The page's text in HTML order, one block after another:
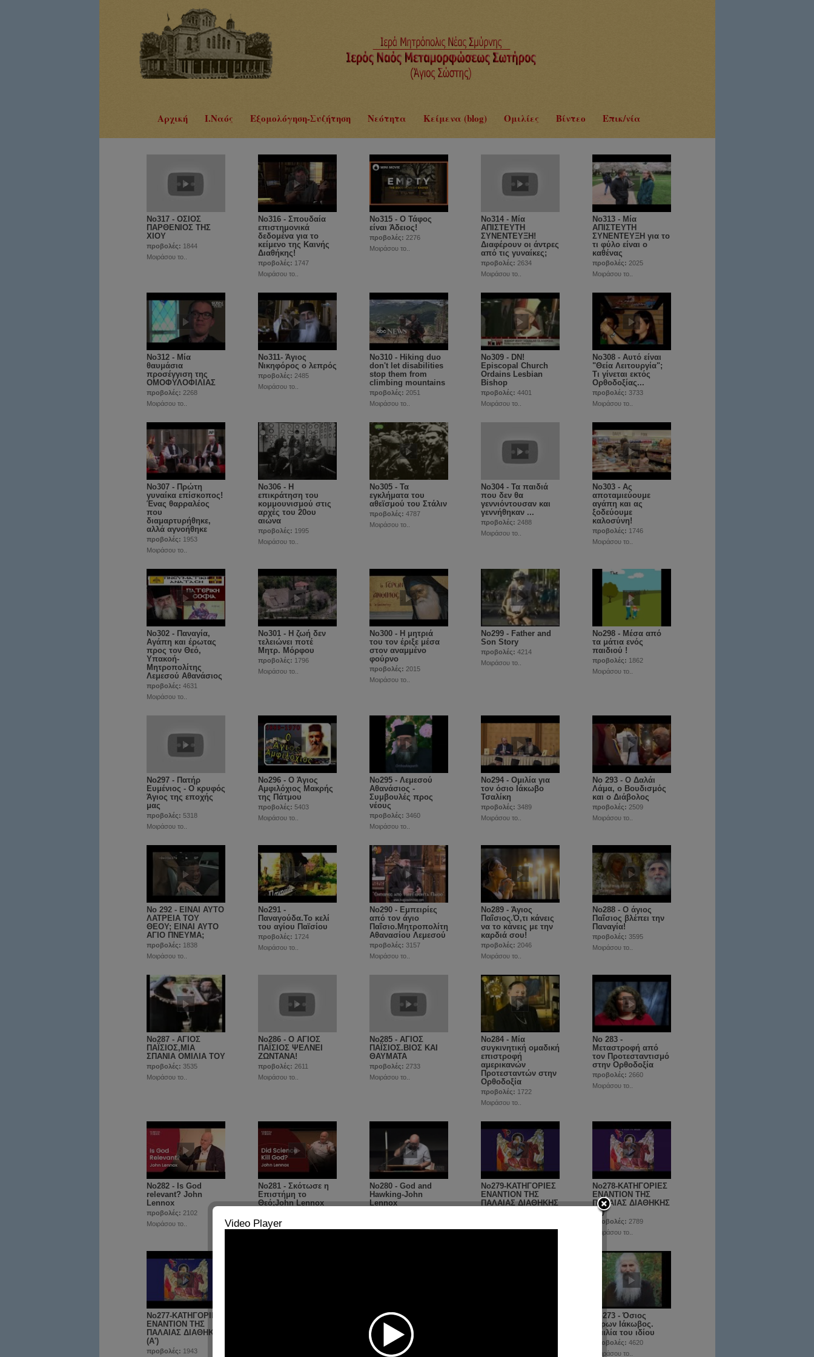
Αρχική Ι.Ναός Εξομολόγηση-Συζήτηση Νεότητα Κείμενα (blog) Ομιλίες Βίντεο Επικ/νία
No317 - ΟΣΙΟΣ
ΠΑΡΘΕΝΙΟΣ ΤΗΣ
ΧΙΟΥ
προβολές: 1844
Μοιράσου το..
Νο316 - Σπουδαία
επιστημονικά
δεδομένα για το
κείμενο της Καινής
Διαθήκης!
προβολές: 1747
Μοιράσου το..
No315 - Ο Τάφος
είναι Άδειος!
προβολές: 2276
Μοιράσου το..
No314 - Μία
ΑΠΙΣΤΕΥΤΗ
ΣΥΝΕΝΤΕΥΞΗ!
Διαφέρουν οι άντρες
από τις γυναίκες;
προβολές: 2634
Μοιράσου το..
No313 - Μία
ΑΠΙΣΤΕΥΤΗ
ΣΥΝΕΝΤΕΥΞΗ για το
τι φύλο είναι ο
καθένας
προβολές: 2025
Μοιράσου το..
No312 - Μία
θαυμάσια
προσέγγιση της
ΟΜΟΦΥΛΟΦΙΛΙΑΣ
προβολές: 2268
Μοιράσου το..
Νο311- Άγιος
Νικηφόρος ο λεπρός
προβολές: 2485
Μοιράσου το..
No310 - Hiking duo
don't let disabilities
stop them from
climbing mountains
προβολές: 2051
Μοιράσου το..
No309 - DN!
Episcopal Church
Ordains Lesbian
Bishop
προβολές: 4401
Μοιράσου το..
No308 - Αυτό είναι
"Θεία Λειτουργία";
Τι γίνεται εκτός
Ορθοδοξίας...
προβολές: 3733
Μοιράσου το..
No307 - Πρώτη
γυναίκα επίσκοπος!
Ένας θαρραλέος
που
διαμαρτυρήθηκε,
αλλά αγνοήθηκε
προβολές: 1953
Μοιράσου το..
No306 - Η
επικράτηση του
κομμουνισμού στις
αρχές του 20ου
αιώνα
προβολές: 1995
Μοιράσου το..
No305 - Τα
εγκλήματα του
αθεϊσμού του Στάλιν
προβολές: 4787
Μοιράσου το..
No304 - Τα παιδιά
που δεν θα
γεννιόντουσαν και
γεννήθηκαν ...
προβολές: 2488
Μοιράσου το..
No303 - Ας
αποταμιεύουμε
αγάπη και ας
ξοδεύουμε
καλοσύνη!
προβολές: 1746
Μοιράσου το..
No302 - Παναγία,
Αγάπη και έρωτας
προς τον Θεό,
Υπακοή-
Μητροπολίτης
Λεμεσού Αθανάσιος
προβολές: 4631
Μοιράσου το..
No301 - Η ζωή δεν
τελειώνει ποτέ
Μητρ. Μόρφου
προβολές: 1796
Μοιράσου το..
No300 - Η μητριά
του τον έριξε μέσα
στον αναμμένο
φούρνο
προβολές: 2015
Μοιράσου το..
No299 - Father and
Son Story
προβολές: 4214
Μοιράσου το..
No298 - Μέσα από
τα μάτια ενός
παιδιού !
προβολές: 1862
Μοιράσου το..
No297 - Πατήρ
Ευμένιος - Ο κρυφός
Άγιος της εποχής
μας
προβολές: 5318
Μοιράσου το..
Νο296 - Ο Άγιος
Αμφιλόχιος Μακρής
της Πάτμου
προβολές: 5403
Μοιράσου το..
No295 - Λεμεσού
Αθανάσιος -
Συμβουλές προς
νέους
προβολές: 3460
Μοιράσου το..
No294 - Ομιλία για
τον όσιο Ιάκωβο
Τσαλίκη
προβολές: 3489
Μοιράσου το..
Νο 293 - Ο Δαλάι
Λάμα, ο Βουδισμός
και ο Διάβολος
προβολές: 2509
Μοιράσου το..
No 292 - ΕΙΝΑΙ ΑΥΤΟ
ΛΑΤΡΕΙΑ ΤΟΥ
ΘΕΟΥ; ΕΙΝΑΙ ΑΥΤΟ
ΑΓΙΟ ΠΝΕΥΜΑ;
προβολές: 1838
Μοιράσου το..
No291 -
Παναγούδα.Το κελί
του αγίου Παϊσίου
προβολές: 1724
Μοιράσου το..
No290 - Εμπειρίες
από τον άγιο
Παΐσιο.Μητροπολίτη
Αθανασίου Λεμεσού
προβολές: 3157
Μοιράσου το..
No289 - Άγιος
Παΐσιος.Ό,τι κάνεις
να το κάνεις με την
καρδιά σου!
προβολές: 2046
Μοιράσου το..
No288 - Ο άγιος
Παΐσιος βλέπει την
Παναγία!
προβολές: 3595
Μοιράσου το..
No287 - ΑΓΙΟΣ
ΠΑΪΣΙΟΣ,ΜΙΑ
ΣΠΑΝΙΑ ΟΜΙΛΙΑ ΤΟΥ
προβολές: 3535
Μοιράσου το..
No286 - Ο ΑΓΙΟΣ
ΠΑΪΣΙΟΣ ΨΕΛΝΕΙ
ΖΩΝΤΑΝΑ!
προβολές: 2611
Μοιράσου το..
No285 - ΑΓΙΟΣ
ΠΑΪΣΙΟΣ.ΒΙΟΣ ΚΑΙ
ΘΑΥΜΑΤΑ
προβολές: 2733
Μοιράσου το..
Νο284 - Μία
συγκινητική ομαδική
επιστροφή
αμερικανών
Προτεσταντών στην
Ορθοδοξία
προβολές: 1722
Μοιράσου το..
Νο 283 -
Μεταστροφή από
τον Προτεσταντισμό
στην Ορθοδοξία
προβολές: 2660
Μοιράσου το..
No282 - Is God
relevant? John
Lennox
προβολές: 2102
Μοιράσου το..
No281 - Σκότωσε η
Επιστήμη το
Θεό;John Lennox
Μοιράσου το..
Νο280 - God and
Hawking-John
Lennox
No279-ΚΑΤΗΓΟΡΙΕΣ
ΕΝΑΝΤΙΟΝ ΤΗΣ
ΠΑΛΑΙΑΣ ΔΙΑΘΗΚΗΣ
No278-ΚΑΤΗΓΟΡΙΕΣ
ΕΝΑΝΤΙΟΝ ΤΗΣ
ΠΑΛΑΙΑΣ ΔΙΑΘΗΚΗΣ
(Β')
προβολές: 2789
Μοιράσου το..
No277-ΚΑΤΗΓΟΡΙΕΣ
ΕΝΑΝΤΙΟΝ ΤΗΣ
ΠΑΛΑΙΑΣ ΔΙΑΘΗΚΗΣ
(Α')
προβολές: 1943
Νο275 - Η Ελληνίδα
Μοναχή στην Ινδία
που σώζει παιδιά
του δρόμου
προβολές:2548
Νο273 - Όσιος
Γέρων Ιάκωβος.
Ομιλία του ιδίου
προβολές: 4620
Μοιράσου το..
Video Player